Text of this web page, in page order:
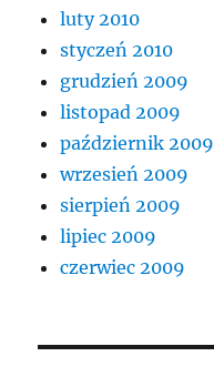
luty 2010
styczeń 2010
grudzień 2009
listopad 2009
październik 2009
wrzesień 2009
sierpień 2009
lipiec 2009
czerwiec 2009